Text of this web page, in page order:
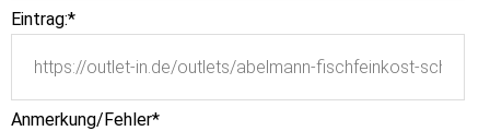
Eintrag:*
Anmerkung/Fehler*